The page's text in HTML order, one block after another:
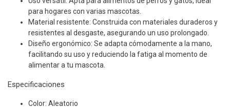
para hogares con varias mascotas.
Material resistente: Construida con materiales duraderos y
resistentes al desgaste, asegurando un uso prolongado.
Diseño ergonómico: Se adapta cómodamente a la mano,
facilitando su uso y reduciendo la fatiga al momento de
alimentar a tu mascota.
Especificaciones
Color: Aleatorio